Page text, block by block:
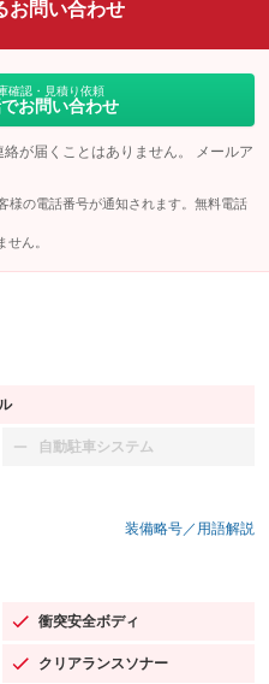
お問い合わせ
確認・見積り依頼
お問い合わせ
が届くことはありません。 メールア
の電話番号が通知されます。無料電話
ん。
自動駐車システム
：装備なし
装備略号／用語解説
衝突安全ボディ
：装備あり
クリアランスソナー
：装備あり